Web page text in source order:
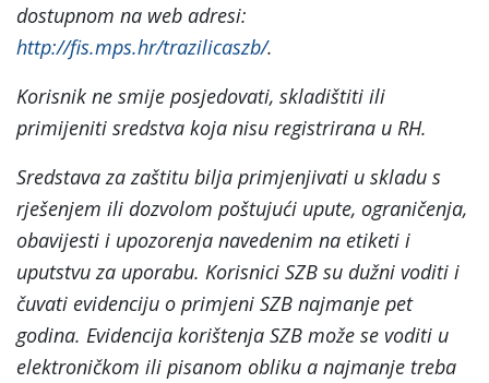
dostupnom na web adresi:
http://fis.mps.hr/trazilicaszb/.
Korisnik ne smije posjedovati, skladištiti ili
primijeniti sredstva koja nisu registrirana u RH.
Sredstava za zaštitu bilja primjenjivati u skladu s
rješenjem ili dozvolom poštujući upute, ograničenja,
obavijesti i upozorenja navedenim na etiketi i
uputstvu za uporabu. Korisnici SZB su dužni voditi i
čuvati evidenciju o primjeni SZB najmanje pet
godina. Evidencija korištenja SZB može se voditi u
elektroničkom ili pisanom obliku a najmanje treba